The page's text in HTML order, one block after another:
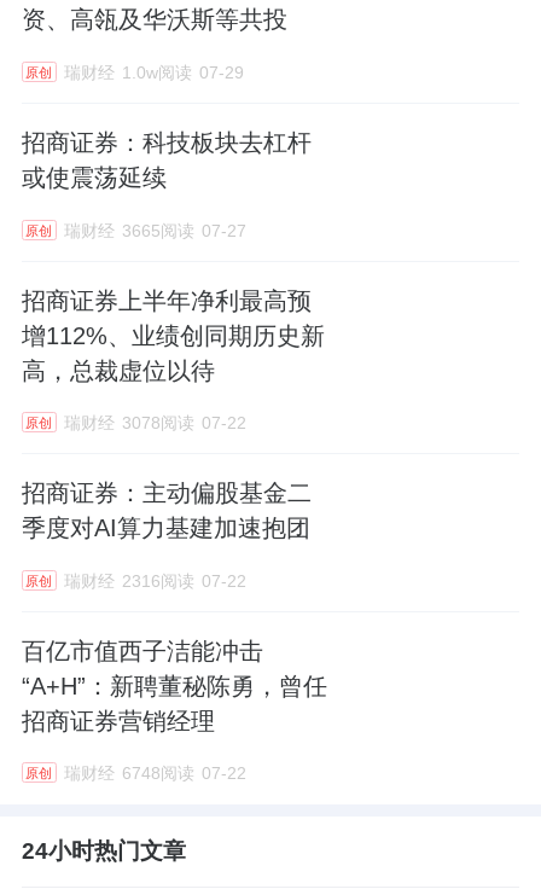
资、高瓴及华沃斯等共投
原创 瑞财经 1.0w阅读 07-29
招商证券：科技板块去杠杆
或使震荡延续
原创 瑞财经 3665阅读 07-27
招商证券上半年净利最高预
增112%、业绩创同期历史新
高，总裁虚位以待
原创 瑞财经 3078阅读 07-22
招商证券：主动偏股基金二
季度对AI算力基建加速抱团
原创 瑞财经 2316阅读 07-22
百亿市值西子洁能冲击
“A+H”：新聘董秘陈勇，曾任
招商证券营销经理
原创 瑞财经 6748阅读 07-22
24小时热门文章